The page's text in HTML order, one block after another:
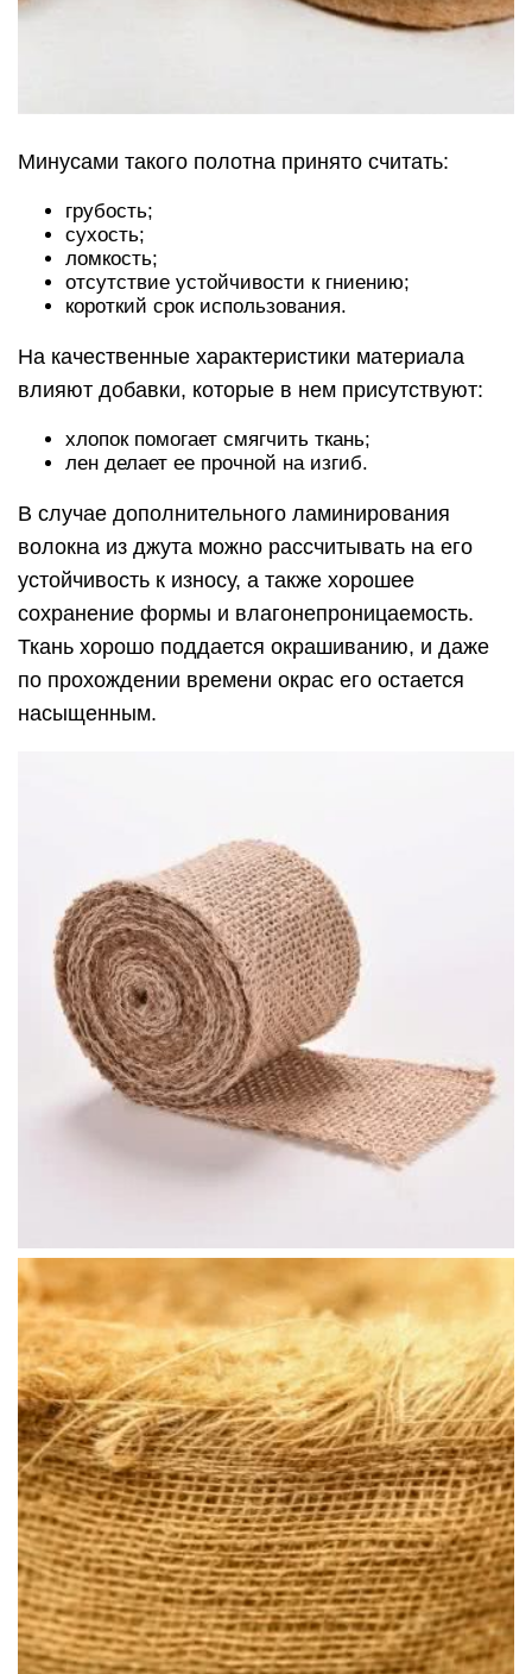
Минусами такого полотна принято считать:
грубость;
сухость;
ломкость;
отсутствие устойчивости к гниению;
короткий срок использования.
На качественные характеристики материала
влияют добавки, которые в нем присутствуют:
хлопок помогает смягчить ткань;
лен делает ее прочной на изгиб.
В случае дополнительного ламинирования
волокна из джута можно рассчитывать на его
устойчивость к износу, а также хорошее
сохранение формы и влагонепроницаемость.
Ткань хорошо поддается окрашиванию, и даже
по прохождении времени окрас его остается
насыщенным.